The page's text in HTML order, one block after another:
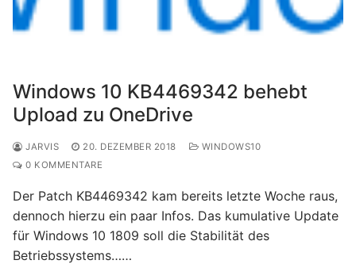
Windows 10 KB4469342 behebt
Upload zu OneDrive
JARVIS 20. DEZEMBER 2018
WINDOWS10
0 KOMMENTARE
Der Patch KB4469342 kam bereits letzte Woche raus,
dennoch hierzu ein paar Infos. Das kumulative Update
für Windows 10 1809 soll die Stabilität des
Betriebssystems……